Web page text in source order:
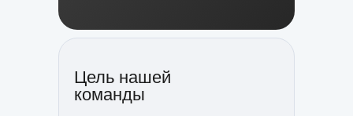
Цель нашей
команды